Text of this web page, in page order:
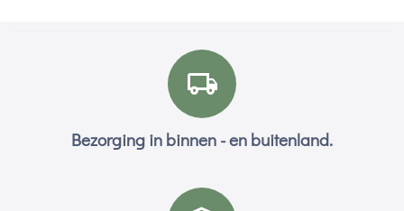
Bezorging in binnen - en buitenland.